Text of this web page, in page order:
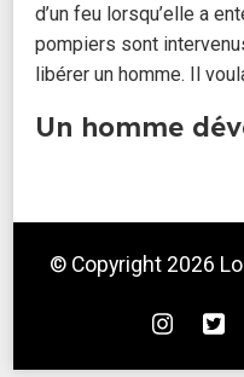
d’un feu lorsqu’elle a
pompiers sont
libérer un homme. Il
Un homme
de ski, en train de
Un
© Copyright 2026